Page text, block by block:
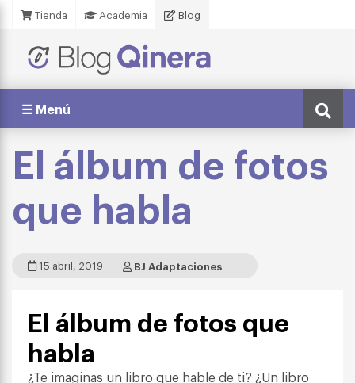
Tienda Academia Blog
☰ Menú
El álbum de fotos
que habla
15 abril, 2019 BJ Adaptaciones
El álbum de fotos que
habla
¿Te imaginas un libro que hable de ti? ¿Un libro